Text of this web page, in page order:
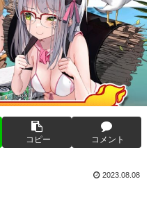
コピー コメント
2023.08.08